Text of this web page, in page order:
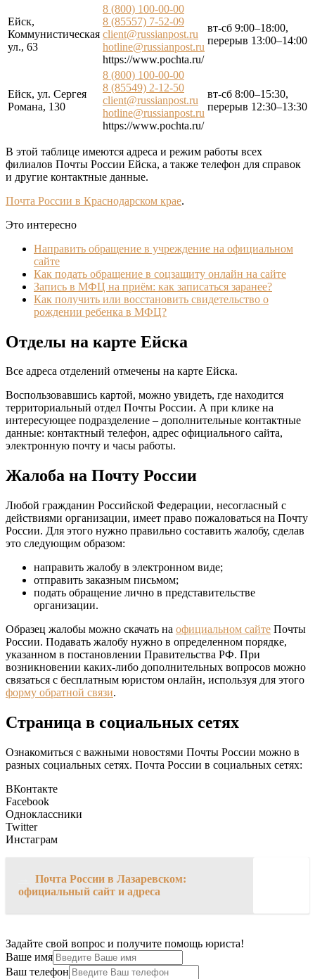
Ейск,
Коммунистическая
ул., 63
8 (800) 100-00-00
8 (85557) 7-52-09
client@russianpost.ru
hotline@russianpost.ru
https://www.pochta.ru/
вт-сб 9:00–18:00,
перерыв 13:00–14:00
Ейск, ул. Сергея
Романа, 130
8 (800) 100-00-00
8 (85549) 2-12-50
client@russianpost.ru
hotline@russianpost.ru
https://www.pochta.ru/
вт-сб 8:00–15:30,
перерыв 12:30–13:30
В этой таблице имеются адреса и режим работы всех
филиалов Почты России Ейска, а также телефон для справок
и другие контактные данные.
Почта России в Краснодарском крае.
Это интересно
Направить обращение в учреждение на официальном
сайте
Как подать обращение в соцзащиту онлайн на сайте
Запись в МФЦ на приём: как записаться заранее?
Как получить или восстановить свидетельство о
рождении ребенка в МФЦ?
Отделы на карте Ейска
Все адреса отделений отмечены на карте Ейска.
Воспользовавшись картой, можно увидеть, где находится
территориальный отдел Почты России. А при клике на
интересующее подразделение – дополнительные контактные
данные: контактный телефон, адрес официального сайта,
электронную почту и часы работы.
Жалоба на Почту России
Любой гражданин Российской Федерации, несогласный с
действиями организации, имеет право пожаловаться на Почту
России. Для этого нужно правильно составить жалобу, сделав
это следующим образом:
направить жалобу в электронном виде;
отправить заказным письмом;
подать обращение лично в представительстве
организации.
Образец жалобы можно скачать на официальном сайте Почты
России. Подавать жалобу нужно в определенном порядке,
указанном в постановлении Правительства РФ. При
возникновении каких-либо дополнительных вопросов можно
связаться с бесплатным юристом онлайн, используя для этого
форму обратной связи.
Страница в социальных сетях
Ознакомиться с важными новостями Почты России можно в
разных социальных сетях. Почта России в социальных сетях:
ВКонтакте
Facebook
Одноклассники
Twitter
Инстаграм
Почта России в Лазаревском:
официальный сайт и адреса
Задайте свой вопрос и получите помощь юриста!
Ваше имя
Ваш телефон